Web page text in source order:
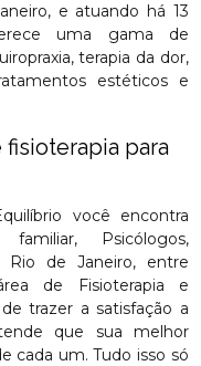
e atuando há 13
uma gama de
terapia da dor,
estéticos e
para
você encontra
familiar, Psicólogos,
Rio de Janeiro, entre
de Fisioterapia e
trazer a satisfação a
que sua melhor
cada um. Tudo isso só